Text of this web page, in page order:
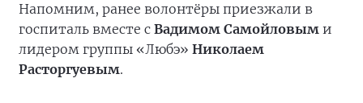
Напомним, ранее волонтёры приезжали в
госпиталь вместе с Вадимом Самойловым и
лидером группы «Любэ» Николаем
Расторгуевым.